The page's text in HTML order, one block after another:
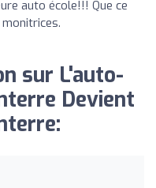
auto école!!! Que ce
sur L'auto-
Devient